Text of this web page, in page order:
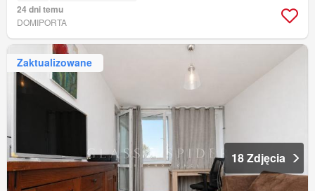
24 dni temu
DOMIPORTA
Zaktualizowane
18 Zdjęcia